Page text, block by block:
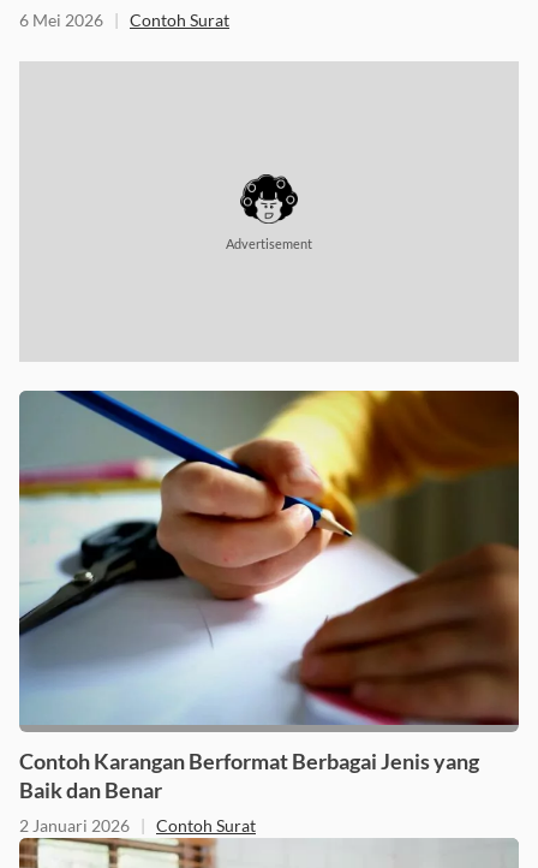
6 Mei 2026 | Contoh Surat
Advertisement
Contoh Karangan Berformat Berbagai Jenis yang
Baik dan Benar
2 Januari 2026 | Contoh Surat